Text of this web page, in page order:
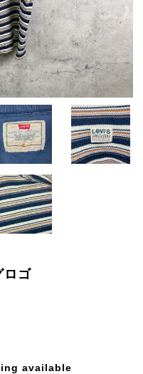
ロゴ
available